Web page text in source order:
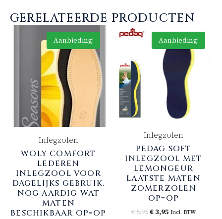
GERELATEERDE PRODUCTEN
Aanbieding!
Inlegzolen
WOLY COMFORT
LEDEREN
INLEGZOOL VOOR
DAGELIJKS GEBRUIK.
NOG AARDIG WAT
MATEN
BESCHIKBAAR OP=OP
Aanbieding!
Inlegzolen
PEDAG SOFT
INLEGZOOL MET
LEMONGEUR
LAATSTE MATEN
ZOMERZOLEN
OP=OP
€5,95€3,95 Incl. BTW